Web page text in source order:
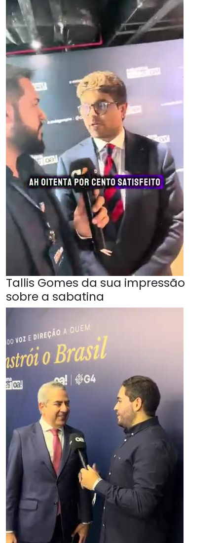
Tallis Gomes da sua impressão
sobre a sabatina